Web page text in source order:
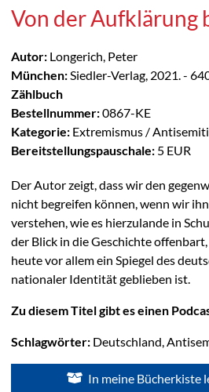
Von der Aufklärung
Autor: Longerich, Peter
München:Siedler-Verlag, 2021. -
Zählbuch
Bestellnummer:0867-KE
Kategorie: Extremismus /
Bereitstellungspauschale: 5 EUR
Der Autor zeigt, dass wir den
nicht begreifen können, wenn wir
verstehen, wie es hierzulande in
der Blick in die Geschichte
heute vor allem ein Spiegel des
nationaler Identität geblieben ist.
Zu diesem Titel gibt es einen
Schlagwörter: Deutschland,
In meine Bücherkiste